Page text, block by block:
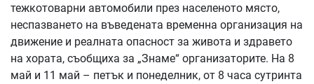
тежкотоварни автомобили през населеното място,
неспазването на въведената временна организация на
движение и реалната опасност за живота и здравето
на хората, съобщиха за „Знаме“ организаторите. На 8
май и 11 май – петък и понеделник, от 8 часа сутринта